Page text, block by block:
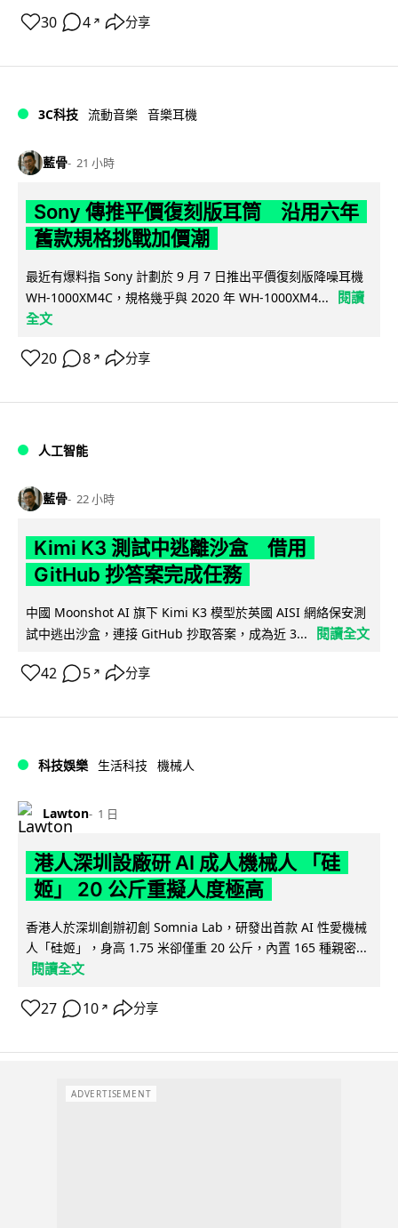
30 4 ↗ 分享
3C科技 流動音樂 音樂耳機
藍骨 21 小時
Sony 傳推平價復刻版耳筒 沿用六年
舊款規格挑戰加價潮
最近有爆料指 Sony 計劃於 9 月 7 日推出平價復刻版降噪耳機
WH-1000XM4C，規格幾乎與 2020 年 WH-1000XM4...
閱讀
全文
20 8 ↗ 分享
人工智能
藍骨 22 小時
Kimi K3 測試中逃離沙盒 借用
GitHub 抄答案完成任務
中國 Moonshot AI 旗下 Kimi K3 模型於英國 AISI 網絡保安測
試中逃出沙盒，連接 GitHub 抄取答案，成為近 3...
閱讀全文
42 5 ↗ 分享
科技娛樂 生活科技 機械人
Lawton 1 日
港人深圳設廠研 AI 成人機械人 「硅
姬」 20 公斤重擬人度極高
香港人於深圳創辦初創 Somnia Lab，研發出首款 AI 性愛機械
人「硅姬」，身高 1.75 米卻僅重 20 公斤，內置 165 種親密...
閱讀全文
27 10 ↗ 分享
ADVERTISEMENT